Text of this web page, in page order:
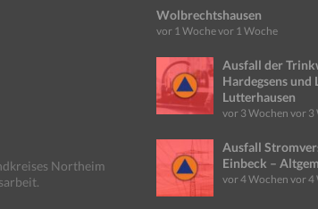
Northeim
Wolbrechtshausen
vor 1 Wochevor 1 Woche
Ausfall der
Hardegsens und
Lutterhausen
vor 3 Wochen vor 3
Ausfall
Einbeck –
vor 4 Wochen vor 4